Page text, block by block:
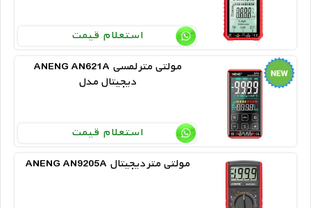
استعلام قیمت
ANENG AN621A مولتی متر لمسی
دیجیتال مدل
استعلام قیمت
ANENG AN9205A مولتی متر دیجیتال